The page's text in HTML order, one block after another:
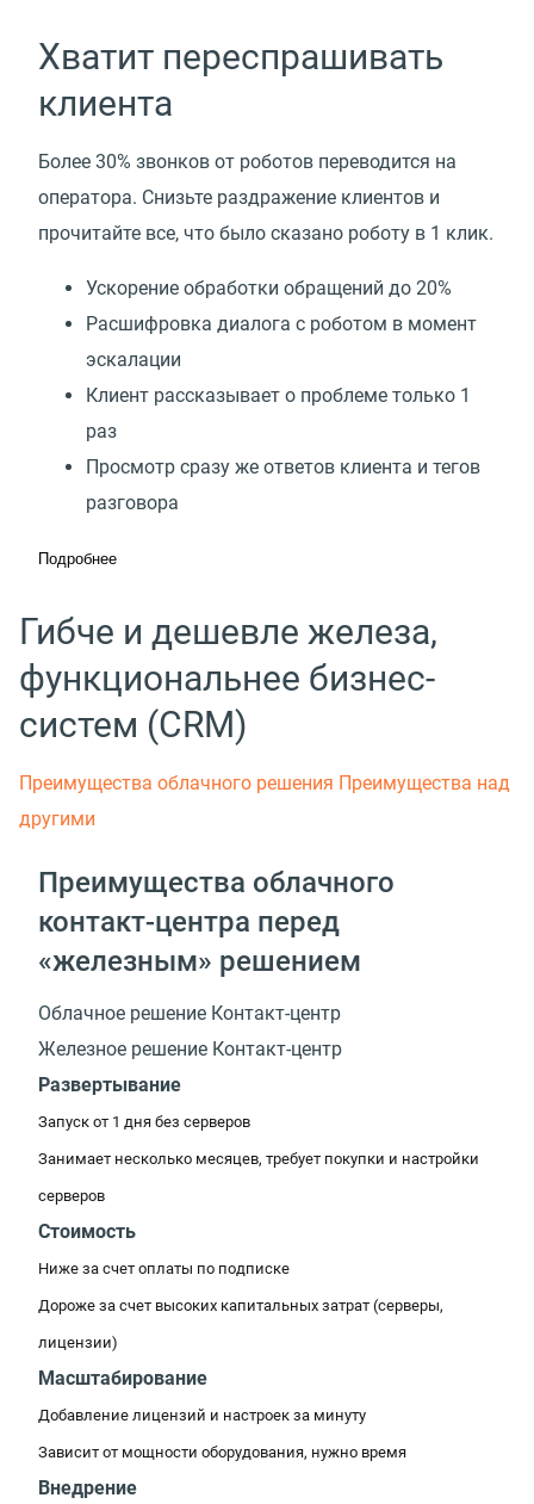
Хватит переспрашивать
клиента
Более 30% звонков от роботов переводится на
оператора. Снизьте раздражение клиентов и
прочитайте все, что было сказано роботу в 1 клик.
Ускорение обработки обращений до 20%
Расшифровка диалога с роботом в момент
эскалации
Клиент рассказывает о проблеме только 1
раз
Просмотр сразу же ответов клиента и тегов
разговора
Подробнее
Гибче и дешевле железа,
функциональнее бизнес-
систем (CRM)
Преимущества облачного решения Преимущества над
другими
Преимущества облачного
контакт-центра перед
«железным» решением
Облачное решение Контакт-центр
Железное решение Контакт-центр
Развертывание
Запуск от 1 дня без серверов
Занимает несколько месяцев, требует покупки и настройки
серверов
Стоимость
Ниже за счет оплаты по подписке
Дороже за счет высоких капитальных затрат (серверы,
лицензии)
Масштабирование
Добавление лицензий и настроек за минуту
Зависит от мощности оборудования, нужно время
Внедрение